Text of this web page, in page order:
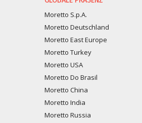
Moretto S.p.A.
Moretto Deutschland
Moretto East Europe
Moretto Turkey
Moretto USA
Moretto Do Brasil
Moretto China
Moretto India
Moretto Russia